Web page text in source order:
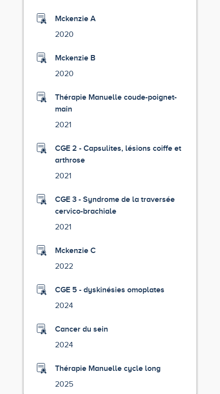
Mckenzie A
2020
Mckenzie B
2020
Thérapie Manuelle coude-poignet-
main
2021
CGE 2 - Capsulites, lésions coiffe et
arthrose
2021
CGE 3 - Syndrome de la traversée
cervico-brachiale
2021
Mckenzie C
2022
CGE 5 - dyskinésies omoplates
2024
Cancer du sein
2024
Thérapie Manuelle cycle long
2025